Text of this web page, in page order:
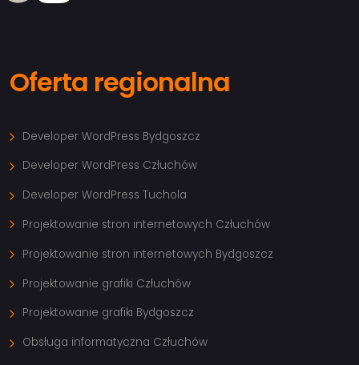
Oferta regionalna
Developer WordPress Bydgoszcz
Developer WordPress Człuchów
Developer WordPress Tuchola
Projektowanie stron internetowych Człuchów
Projektowanie stron internetowych Bydgoszcz
Projektowanie grafiki Człuchów
Projektowanie grafiki Bydgoszcz
Obsługa informatyczna Człuchów